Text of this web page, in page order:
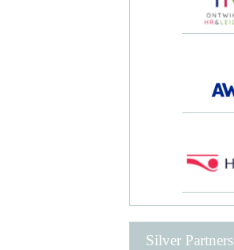
Silver Partners